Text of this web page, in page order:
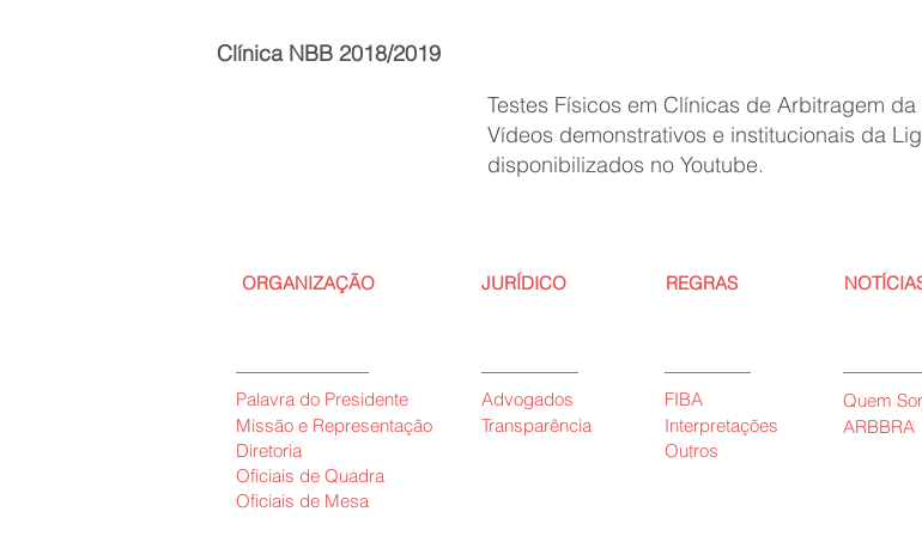
Clínica NBB 2018/2019
Testes Físicos em Clínicas de Arbitragem da
Vídeos demonstrativos e institucionais da
disponibilizados no Youtube.
ORGANIZAÇÃO
Palavra do Presidente
Missão e Representação
Diretoria
JURÍDICO REGRAS
Advogados
Transparência
FIBA
Interpretações
Outros
Quem
ARBBRA
Oficiais de Quadra
Oficiais de Mesa